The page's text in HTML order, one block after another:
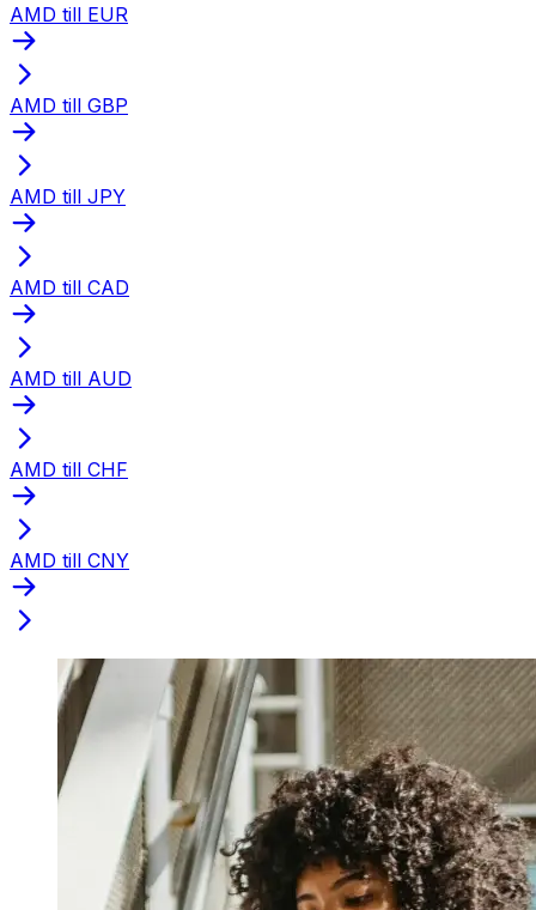
AMD till EUR
AMD till GBP
AMD till JPY
AMD till CAD
AMD till AUD
AMD till CHF
AMD till CNY